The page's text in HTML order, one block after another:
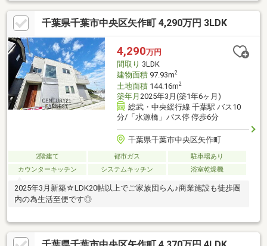
千葉県千葉市中央区矢作町 4,290万円 3LDK
4,290万円
間取り 3LDK
建物面積97.93m2
土地面積144.16m2
築年月 2025年3月(築1年6ヶ月)
総武・中央緩行線 千葉駅 バス10
分/「水源橋」バス停 停歩6分
千葉県千葉市中央区矢作町
2階建て 都市ガス
駐車場あり
カウンターキッチン
システムキッチン 浴室乾燥機
2025年3月新築☆LDK20帖以上でご家族団らん♪商業施設も徒歩圏
内の為生活至便です◎